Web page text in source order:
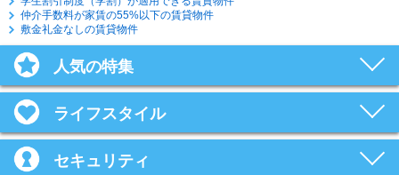
仲介手数料が家賃の55%以下の賃貸物件
敷金礼金なしの賃貸物件
人気の特集
ライフスタイル
セキュリティ